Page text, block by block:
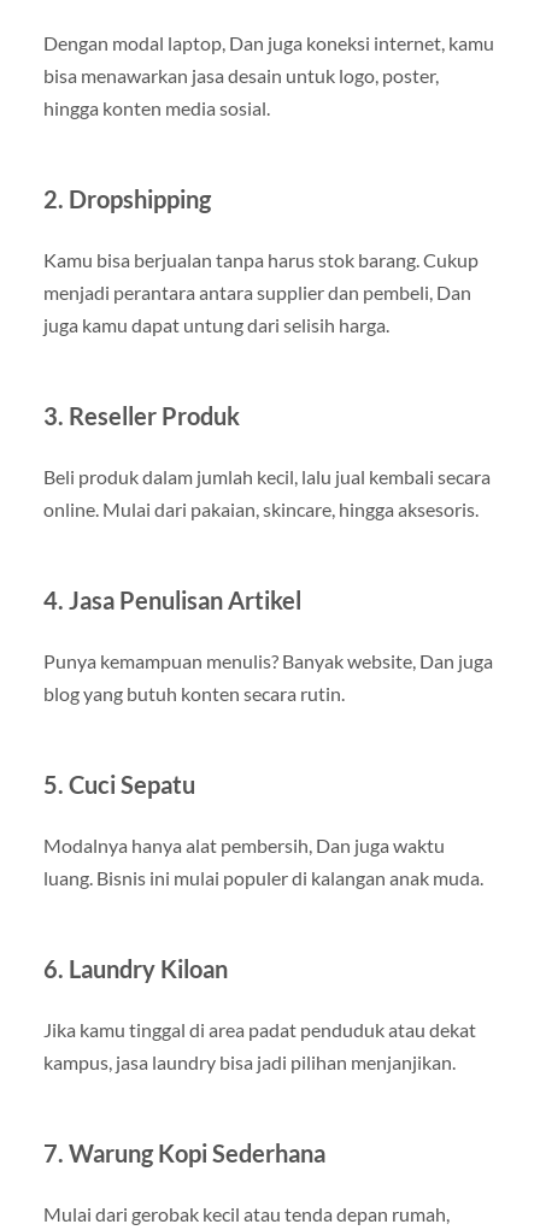
Dengan modal laptop, Dan juga koneksi internet, kamu
bisa menawarkan jasa desain untuk logo, poster,
hingga konten media sosial.
2. Dropshipping
Kamu bisa berjualan tanpa harus stok barang. Cukup
menjadi perantara antara supplier dan pembeli, Dan
juga kamu dapat untung dari selisih harga.
3. Reseller Produk
Beli produk dalam jumlah kecil, lalu jual kembali secara
online. Mulai dari pakaian, skincare, hingga aksesoris.
4. Jasa Penulisan Artikel
Punya kemampuan menulis? Banyak website, Dan juga
blog yang butuh konten secara rutin.
5. Cuci Sepatu
Modalnya hanya alat pembersih, Dan juga waktu
luang. Bisnis ini mulai populer di kalangan anak muda.
6. Laundry Kiloan
Jika kamu tinggal di area padat penduduk atau dekat
kampus, jasa laundry bisa jadi pilihan menjanjikan.
7. Warung Kopi Sederhana
Mulai dari gerobak kecil atau tenda depan rumah,